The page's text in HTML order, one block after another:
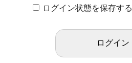
ログイン状態を保存する